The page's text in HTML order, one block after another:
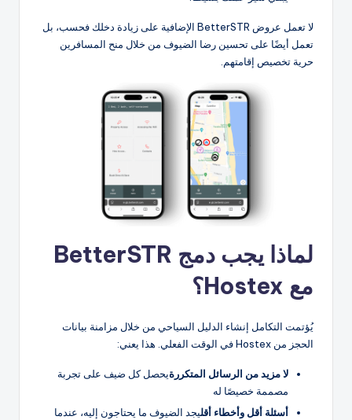
لا تعمل عروض BetterSTR الإضافية على زيادة دخلك فحسب، بل
تعمل أيضًا على تحسين رضا الضيوف من خلال منح المسافرين
حرية تخصيص إقامتهم.
لماذا يجب دمج BetterSTR
مع Hostex؟
يُؤتمت التكامل إنشاء الدليل السياحي من خلال مزامنة بيانات
الحجز من Hostex في الوقت الفعلي. هذا يعني:
لا مزيد من الرسائل المتكررةيحصل كل ضيف على تجربة
مصممة خصيصًا له
أسئلة أقل وأخطاء أقليجد الضيوف ما يحتاجون إليه، عندما